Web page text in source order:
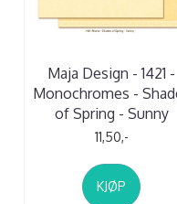
Maja Design - 1421 -
Monochromes -
of Spring - Sunny
11,50,-
KJØP